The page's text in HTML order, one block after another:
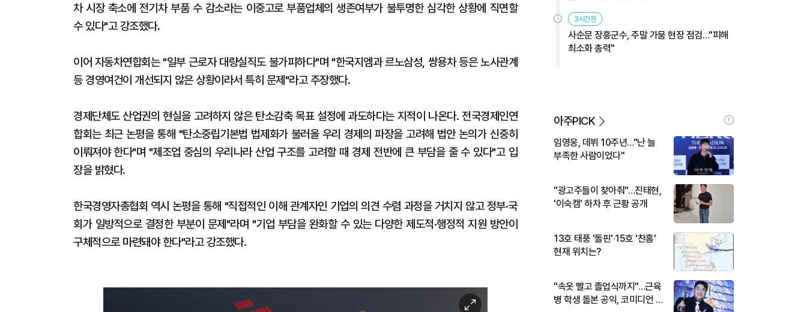
차 시장 축소에 전기차 부품 수 감소라는 이중고로 부품업체의 생존여부가 불투명한 심각한 상황에 직면할
수 있다"고 강조했다.
이어 자동차연합회는 "일부 근로자 대량실직도 불가피하다"며 "한국지엠과 르노삼성, 쌍용차 등은 노사관계
등 경영여건이 개선되지 않은 상황이라서 특히 문제"라고 주장했다.
경제단체도 산업권의 현실을 고려하지 않은 탄소감축 목표 설정에 과도하다는 지적이 나온다. 전국경제인연
합회는 최근 논평을 통해 "탄소중립기본법 법제화가 불러올 우리 경제의 파장을 고려해 법안 논의가 신중히
이뤄져야 한다"며 "제조업 중심의 우리나라 산업 구조를 고려할 때 경제 전반에 큰 부담을 줄 수 있다"고 입
장을 밝혔다.
한국경영자총협회 역시 논평을 통해 "직접적인 이해 관계자인 기업의 의견 수렴 과정을 거치지 않고 정부·국
회가 일방적으로 결정한 부분이 문제"라며 "기업 부담을 완화할 수 있는 다양한 제도적·행정적 지원 방안이
구체적으로 마련돼야 한다"라고 강조했다.
이
3시간전
사순문 장흥군수, 주말 가뭄 현장 점검…"피해
최소화 총력"
아주PICK
임영웅, 데뷔 10주년…"난 늘
부족한 사람이었다"
"광고주들이 찾아줘"…진태현,
'이숙캠' 하차 후 근황 공개
13호 태풍 '돌핀'·15호 '찬홈'
현재 위치는?
"속옷 빨고 졸업식까지"…근육
병 학생 돌본 공익, 코미디언 김